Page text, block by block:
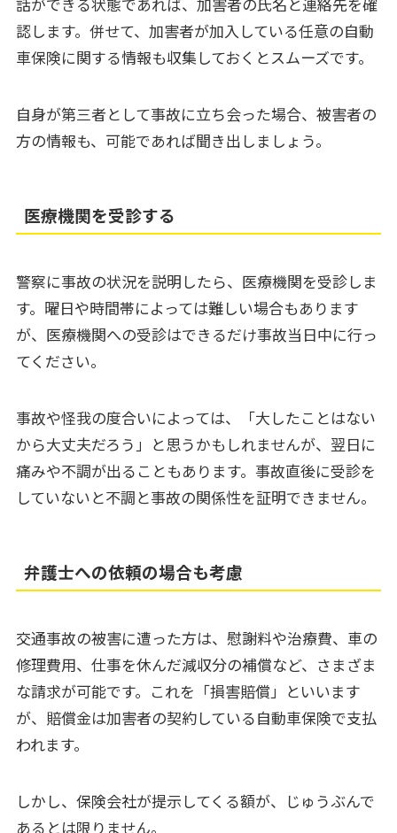
認します。併せて、加害者が加入している任意の自動
車保険に関する情報も収集しておくとスムーズです。
自身が第三者として事故に立ち会った場合、被害者の
方の情報も、可能であれば聞き出しましょう。
医療機関を受診する
警察に事故の状況を説明したら、医療機関を受診しま
す。曜日や時間帯によっては難しい場合もあります
が、医療機関への受診はできるだけ事故当日中に行っ
てください。
事故や怪我の度合いによっては、「大したことはない
から大丈夫だろう」と思うかもしれませんが、翌日に
痛みや不調が出ることもあります。事故直後に受診を
していないと不調と事故の関係性を証明できません。
弁護士への依頼の場合も考慮
交通事故の被害に遭った方は、慰謝料や治療費、車の
修理費用、仕事を休んだ減収分の補償など、さまざま
な請求が可能です。これを「損害賠償」といいます
が、賠償金は加害者の契約している自動車保険で支払
われます。
しかし、保険会社が提示してくる額が、じゅうぶんで
あるとは限りません。